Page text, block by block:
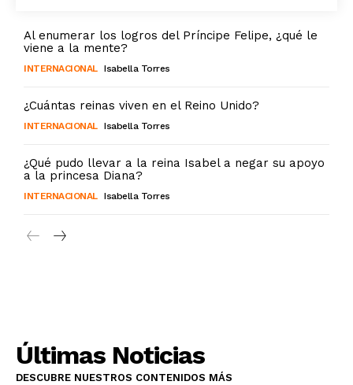
Al enumerar los logros del Príncipe Felipe, ¿qué le
viene a la mente?
INTERNACIONAL Isabella Torres
¿Cuántas reinas viven en el Reino Unido?
INTERNACIONAL Isabella Torres
¿Qué pudo llevar a la reina Isabel a negar su apoyo
a la princesa Diana?
INTERNACIONAL Isabella Torres
Últimas Noticias
DESCUBRE NUESTROS CONTENIDOS MÁS